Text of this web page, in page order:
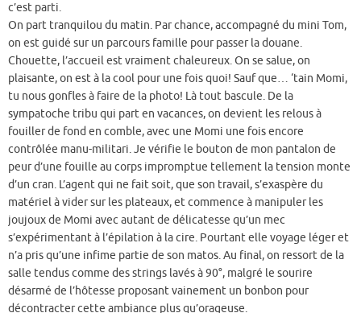
c’est parti.
On part tranquilou du matin. Par chance, accompagné du mini Tom,
on est guidé sur un parcours famille pour passer la douane.
Chouette, l’accueil est vraiment chaleureux. On se salue, on
plaisante, on est à la cool pour une fois quoi! Sauf que… ‘tain Momi,
tu nous gonfles à faire de la photo! Là tout bascule. De la
sympatoche tribu qui part en vacances, on devient les relous à
fouiller de fond en comble, avec une Momi une fois encore
contrôlée manu-militari. Je vérifie le bouton de mon pantalon de
peur d’une fouille au corps impromptue tellement la tension monte
d’un cran. L’agent qui ne fait soit, que son travail, s’exaspère du
matériel à vider sur les plateaux, et commence à manipuler les
joujoux de Momi avec autant de délicatesse qu’un mec
s’expérimentant à l’épilation à la cire. Pourtant elle voyage léger et
n’a pris qu’une infime partie de son matos. Au final, on ressort de la
salle tendus comme des strings lavés à 90°, malgré le sourire
désarmé de l’hôtesse proposant vainement un bonbon pour
décontracter cette ambiance plus qu’orageuse.